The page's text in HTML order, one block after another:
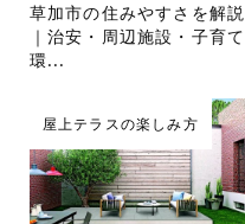
草加市の住みやすさを解説
｜治安・周辺施設・子育て
環...
屋上テラスの楽しみ方